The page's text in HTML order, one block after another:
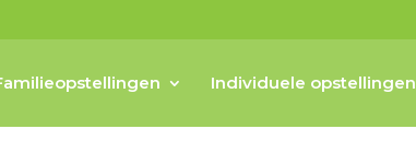
Individuele opstellingen